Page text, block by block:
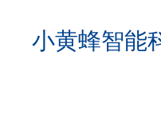
小黄蜂智能